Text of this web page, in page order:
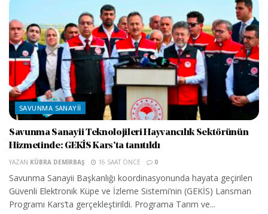
SAVUNMA SANAYII
Savunma Sanayii Teknolojileri Hayvancılık Sektörünün
Hizmetinde: GEKİS Kars’ta tanıtıldı
YAZAN KÜBRA DEMIRBAŞ 16 SAAT ÖNCE 0
Savunma Sanayii Başkanlığı koordinasyonunda hayata geçirilen
Güvenli Elektronik Küpe ve İzleme Sistemi’nin (GEKİS) Lansman
Programı Kars’ta gerçekleştirildi. Programa Tarım ve...